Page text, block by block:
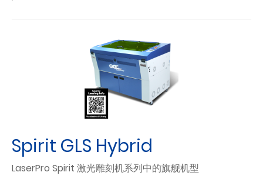
Spirit GLS Hybrid
LaserPro Spirit 激光雕刻机系列中的旗舰机型